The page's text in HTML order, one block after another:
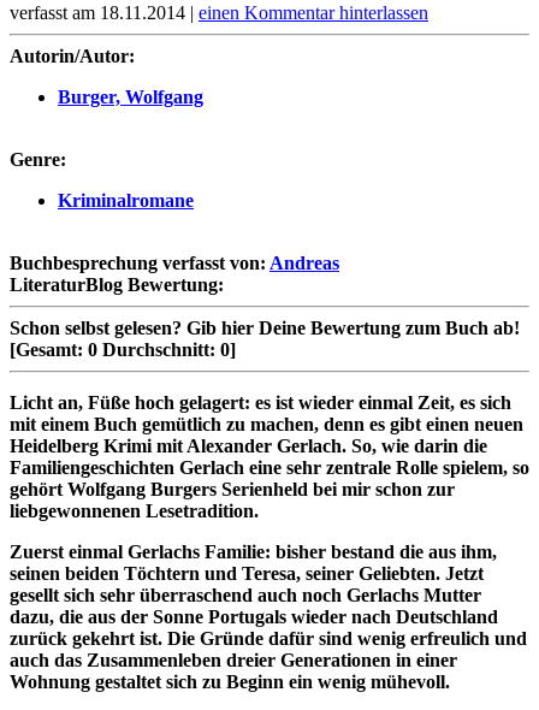
verfasst am 18.11.2014 | einen Kommentar hinterlassen
Autorin/Autor:
Burger, Wolfgang
Genre:
Kriminalromane
Buchbesprechung verfasst von: Andreas
LiteraturBlog Bewertung:
Schon selbst gelesen? Gib hier Deine Bewertung zum Buch ab!
[Gesamt: 0 Durchschnitt: 0]
Licht an, Füße hoch gelagert: es ist wieder einmal Zeit, es sich
mit einem Buch gemütlich zu machen, denn es gibt einen neuen
Heidelberg Krimi mit Alexander Gerlach. So, wie darin die
Familiengeschichten Gerlach eine sehr zentrale Rolle spielem, so
gehört Wolfgang Burgers Serienheld bei mir schon zur
liebgewonnenen Lesetradition.
Zuerst einmal Gerlachs Familie: bisher bestand die aus ihm,
seinen beiden Töchtern und Teresa, seiner Geliebten. Jetzt
gesellt sich sehr überraschend auch noch Gerlachs Mutter
dazu, die aus der Sonne Portugals wieder nach Deutschland
zurück gekehrt ist. Die Gründe dafür sind wenig erfreulich und
auch das Zusammenleben dreier Generationen in einer
Wohnung gestaltet sich zu Beginn ein wenig mühevoll.